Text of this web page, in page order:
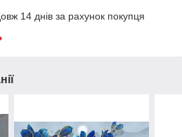
14 днів за рахунок покупця